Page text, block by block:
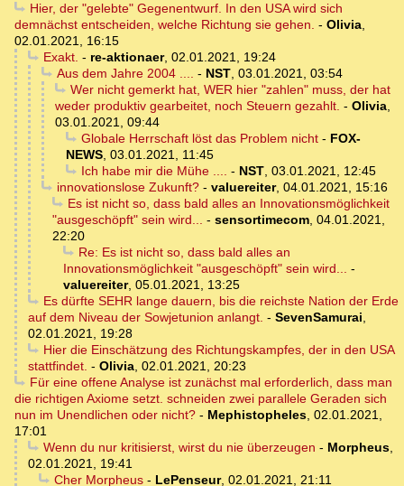
Hier, der "gelebte" Gegenentwurf. In den USA wird sich
demnächst entscheiden, welche Richtung sie gehen. - Olivia,
02.01.2021, 16:15
Exakt. - re-aktionaer, 02.01.2021, 19:24
Aus dem Jahre 2004 .... - NST, 03.01.2021, 03:54
Wer nicht gemerkt hat, WER hier "zahlen" muss, der hat
weder produktiv gearbeitet, noch Steuern gezahlt. - Olivia,
03.01.2021, 09:44
Globale Herrschaft löst das Problem nicht- FOX-
NEWS, 03.01.2021, 11:45
Ich habe mir die Mühe .... - NST, 03.01.2021, 12:45
innovationslose Zukunft?- valuereiter, 04.01.2021, 15:16
Es ist nicht so, dass bald alles an Innovationsmöglichkeit
"ausgeschöpft" sein wird... - sensortimecom, 04.01.2021,
22:20
Re: Es ist nicht so, dass bald alles an
Innovationsmöglichkeit "ausgeschöpft" sein wird... -
valuereiter, 05.01.2021, 13:25
Es dürfte SEHR lange dauern, bis die reichste Nation der Erde
auf dem Niveau der Sowjetunion anlangt. - SevenSamurai,
02.01.2021, 19:28
Hier die Einschätzung des Richtungskampfes, der in den USA
stattfindet. - Olivia, 02.01.2021, 20:23
Für eine offene Analyse ist zunächst mal erforderlich, dass man
die richtigen Axiome setzt. schneiden zwei parallele Geraden sich
nun im Unendlichen oder nicht? - Mephistopheles, 02.01.2021,
17:01
Wenn du nur kritisierst, wirst du nie überzeugen - Morpheus,
02.01.2021, 19:41
Cher Morpheus- LePenseur, 02.01.2021, 21:11